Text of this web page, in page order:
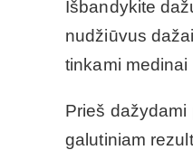
Išbandykite
nudžiūvus
tinkami
Prieš dažydami
galutiniam